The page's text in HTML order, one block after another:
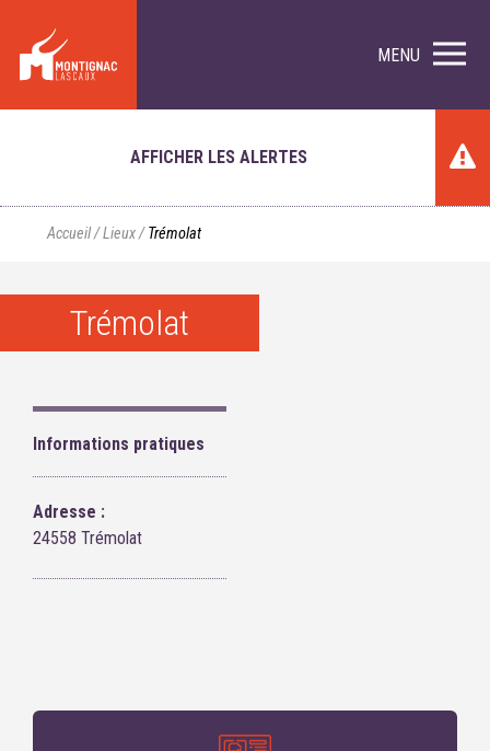
MENU
AFFICHER LES ALERTES
Accueil/Lieux/Trémolat
Trémolat
Informations pratiques
Adresse :
24558 Trémolat